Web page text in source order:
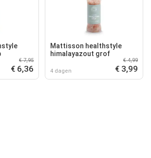
€ 7,95
€ 6,36
Mattisson healthstyle
himalayazout grof
4 dagen
€ 4,99
€ 3,99